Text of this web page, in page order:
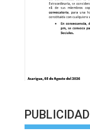
PUBLICIDAD